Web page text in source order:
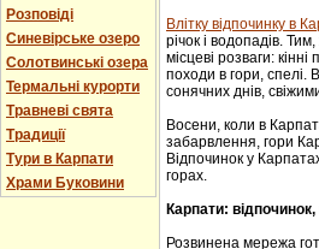
Розповіді
Синевірське озеро
Солотвинські озера
Термальні курорти
Травневі свята
Традиції
Тури в Карпати
Храми Буковини
Влітку відпочинку в
річок і водопадів.
місцеві розваги:
походи в гори, спелі.
сонячних днів,
Восени, коли в
забарвлення, гори
Відпочинок у
горах.
Карпати:
Розвинена мережа